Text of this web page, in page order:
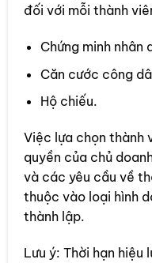
đối với mỗi thành
Chứng minh nhân
Căn cước công
Hộ chiếu.
Việc lựa chọn thành
quyền của chủ
và các yêu cầu về
thuộc vào loại hình
thành lập.
Lưu ý: Thời hạn hiệu